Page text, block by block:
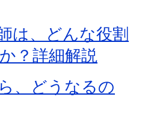
は、どんな役割
？詳細解説
、どうなるの